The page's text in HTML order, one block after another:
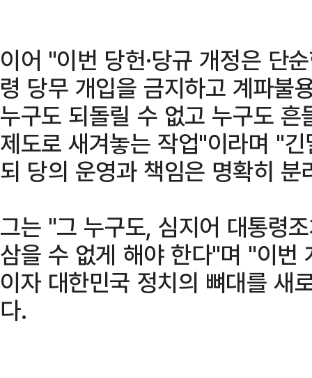
이어 "이번 당헌·당규 개정은 단
령 당무 개입을 금지하고 계파불
누구도 되돌릴 수 없고 누구도
제도로 새겨놓는 작업"이라며 "
되 당의 운영과 책임은 명확히
그는 "그 누구도, 심지어 대통령
삼을 수 없게 해야 한다"며 "이번
이자 대한민국 정치의 뼈대를 새
다.